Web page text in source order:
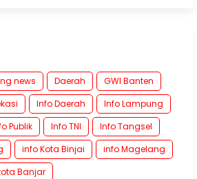
news Daerah
GWI Banten
Info Daerah
Info Lampung
Publik Info TNI
Info Tangsel
info Kota Binjai
info Magelang
Banjar